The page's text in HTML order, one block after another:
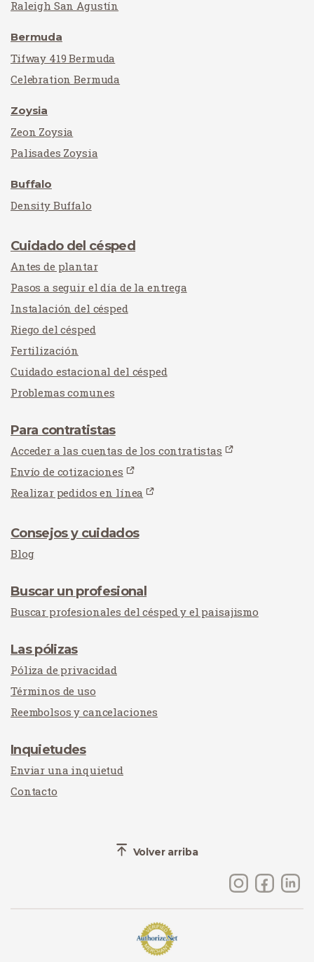
Raleigh San Agustín
Bermuda
Tifway 419 Bermuda
Celebration Bermuda
Zoysia
Zeon Zoysia
Palisades Zoysia
Buffalo
Density Buffalo
Cuidado del césped
Antes de plantar
Pasos a seguir el día de la entrega
Instalación del césped
Riego del césped
Fertilización
Cuidado estacional del césped
Problemas comunes
Para contratistas
Acceder a las cuentas de los contratistas
Envío de cotizaciones
Realizar pedidos en línea
Consejos y cuidados
Blog
Buscar un profesional
Buscar profesionales del césped y el paisajismo
Las pólizas
Póliza de privacidad
Términos de uso
Reembolsos y cancelaciones
Inquietudes
Enviar una inquietud
Contacto
Volver arriba